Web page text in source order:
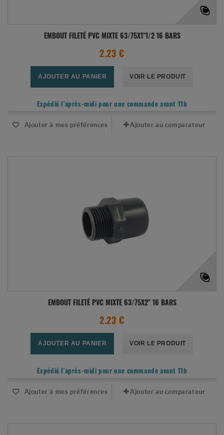
EMBOUT FILETÉ PVC MIXTE 63/75X1"1/2 16 BARS
2.23 €
AJOUTER AU PANIER VOIR LE PRODUIT
Expédié l'après-midi pour une commande avant 11h
Ajouter à mes préférences Ajouter au comparateur
EMBOUT FILETÉ PVC MIXTE 63/75X2" 16 BARS
2.23 €
AJOUTER AU PANIER VOIR LE PRODUIT
Expédié l'après-midi pour une commande avant 11h
Ajouter à mes préférences Ajouter au comparateur